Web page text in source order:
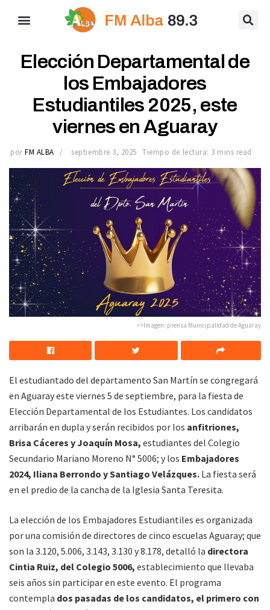
Elección Departamental de
los Embajadores
Estudiantiles 2025, este
viernes en Aguaray
por FM ALBA septiembre 3, 2025 Tiempo de lectura: 3 mins read
>>Imagen: prensa Municipalidad de Aguaray
El estudiantado del departamento San Martín se congregará
en Aguaray este viernes 5 de septiembre, para la fiesta de
Elección Departamental de los Estudiantes. Los candidatos
arribarán en dupla y serán recibidos por los anfitriones,
Brisa Cáceres y Joaquín Mosa, estudiantes del Colegio
Secundario Mariano Moreno N° 5006; y los Embajadores
2024, Iliana Berrondo y Santiago Velázques. La fiesta será
en el predio de la cancha de la Iglesia Santa Teresita.
La elección de los Embajadores Estudiantiles es organizada
por una comisión de directores de cinco escuelas Aguaray; que
son la 3.120, 5.006, 3.143, 3.130 y 8.178, detalló la directora
Cintia Ruiz, del Colegio 5006, establecimiento que llevaba
seis años sin participar en este evento. El programa
contempla dos pasadas de los candidatos, el primero con